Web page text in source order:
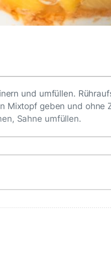
und umfüllen.
Mixtopf geben und ohne
Sahne umfüllen.